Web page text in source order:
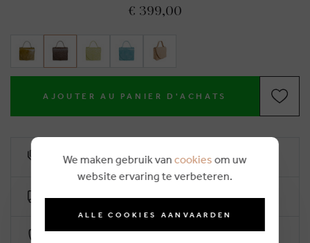
€ 399,00
AJOUTER AU PANIER D'ACHATS
10% remise de fidélité
Livraison gratuite dès €50 (2-4 jours ouvrables)
Paiement sécurisé par Worldline
We maken gebruik van cookies om uw
website ervaring te verbeteren.
ALLE COOKIES AANVAARDEN